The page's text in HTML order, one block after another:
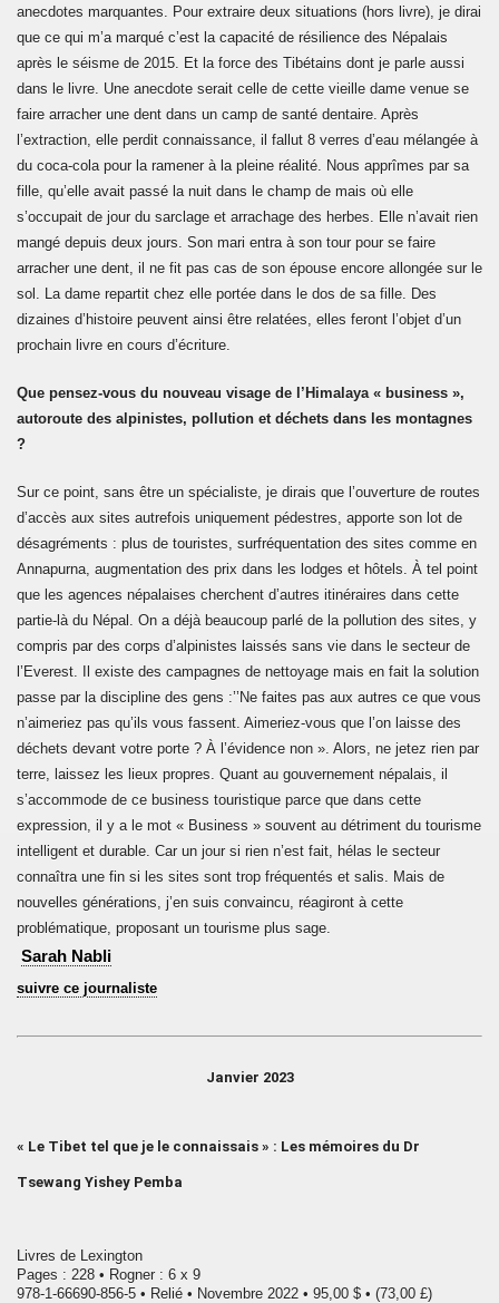
anecdotes marquantes. Pour extraire deux situations (hors livre), je dirai
que ce qui m’a marqué c’est la capacité de résilience des Népalais
après le séisme de 2015. Et la force des Tibétains dont je parle aussi
dans le livre. Une anecdote serait celle de cette vieille dame venue se
faire arracher une dent dans un camp de santé dentaire. Après
l’extraction, elle perdit connaissance, il fallut 8 verres d’eau mélangée à
du coca-cola pour la ramener à la pleine réalité. Nous apprîmes par sa
fille, qu’elle avait passé la nuit dans le champ de mais où elle
s’occupait de jour du sarclage et arrachage des herbes. Elle n’avait rien
mangé depuis deux jours. Son mari entra à son tour pour se faire
arracher une dent, il ne fit pas cas de son épouse encore allongée sur le
sol. La dame repartit chez elle portée dans le dos de sa fille. Des
dizaines d’histoire peuvent ainsi être relatées, elles feront l’objet d’un
prochain livre en cours d’écriture.
Que pensez-vous du nouveau visage de l’Himalaya « business »,
autoroute des alpinistes, pollution et déchets dans les montagnes
?
Sur ce point, sans être un spécialiste, je dirais que l’ouverture de routes
d’accès aux sites autrefois uniquement pédestres, apporte son lot de
désagréments : plus de touristes, surfréquentation des sites comme en
Annapurna, augmentation des prix dans les lodges et hôtels. À tel point
que les agences népalaises cherchent d’autres itinéraires dans cette
partie-là du Népal. On a déjà beaucoup parlé de la pollution des sites, y
compris par des corps d’alpinistes laissés sans vie dans le secteur de
l’Everest. Il existe des campagnes de nettoyage mais en fait la solution
passe par la discipline des gens :’’Ne faites pas aux autres ce que vous
n’aimeriez pas qu’ils vous fassent. Aimeriez-vous que l’on laisse des
déchets devant votre porte ? À l’évidence non ». Alors, ne jetez rien par
terre, laissez les lieux propres. Quant au gouvernement népalais, il
s’accommode de ce business touristique parce que dans cette
expression, il y a le mot « Business » souvent au détriment du tourisme
intelligent et durable. Car un jour si rien n’est fait, hélas le secteur
connaîtra une fin si les sites sont trop fréquentés et salis. Mais de
nouvelles générations, j’en suis convaincu, réagiront à cette
problématique, proposant un tourisme plus sage.
Sarah Nabli
suivre ce journaliste
Janvier 2023
« Le Tibet tel que je le connaissais » : Les mémoires du Dr
Tsewang Yishey Pemba
Livres de Lexington
Pages : 228 • Rogner : 6 x 9
978-1-66690-856-5 • Relié • Novembre 2022 • 95,00 $ • (73,00 £)